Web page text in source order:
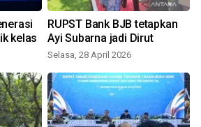
kelas
RUPST Bank BJB tetapkan
Ayi Subarna jadi Dirut
Selasa, 28 April 2026